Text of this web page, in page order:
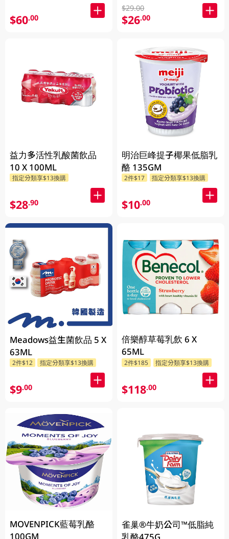
$60.00
益力多活性乳酸菌飲品
10 X 100ML
指定分類享$13換購
$28.90
Meadows益生菌飲品 5 X
63ML
2件$12 指定分類享$13換購
$9.00
MOVENPICK藍莓乳酪
100GM
$29.00
$26.00
明治巨峰提子椰果低脂乳
酪 135GM
2件$17 指定分類享$13換購
$10.00
倍樂醇草莓乳飲 6 X
65ML
2件$185 指定分類享$13換購
$118.00
雀巢®牛奶公司™低脂純